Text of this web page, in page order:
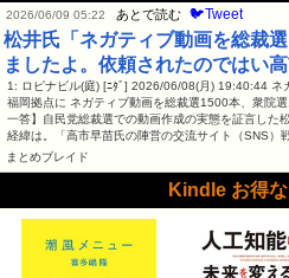
2026/06/09 05:22 あとで読む 🐦Tweet
松井氏「ネガティブ動画を総裁
ましたよ。依頼されたのではい高
1: ロピナビル(庭) [ﾆﾀﾞ] 2026/06/08(月) 19:40:44 ネ
福岡拠点に ネガティブ動画を総裁選1500本、衆院
一答】自民党総裁選での動画作成の実態を証言した
経緯は。「高市早苗氏の陣営の交流サイト（SNS）
まとめブレイド
Kindle お得